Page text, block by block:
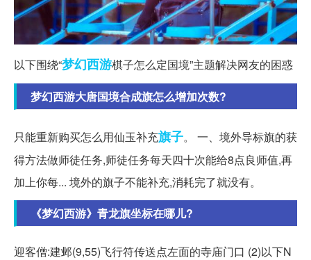
以下围绕“梦幻西游棋子怎么定国境”主题解决网友的困惑
梦幻西游大唐国境合成旗怎么增加次数?
只能重新购买怎么用仙玉补充旗子。 一、境外导标旗的获
得方法做师徒任务,师徒任务每天四十次能给8点良师值,再
加上你每... 境外的旗子不能补充,消耗完了就没有。
《梦幻西游》青龙旗坐标在哪儿?
迎客僧:建邺(9,55)飞行符传送点左面的寺庙门口 (2)以下N